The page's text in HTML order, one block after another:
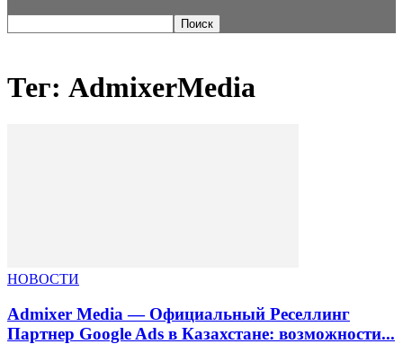
Тег: AdmixerMedia
НОВОСТИ
Admixer Media — Официальный Реселлинг
Партнер Google Ads в Казахстане: возможности...